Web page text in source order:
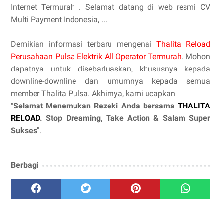
Internet Termurah . Selamat datang di web resmi CV
Multi Payment Indonesia, ...
Demikian informasi terbaru mengenai Thalita Reload
Perusahaan Pulsa Elektrik All Operator Termurah. Mohon
dapatnya untuk disebarluaskan, khususnya kepada
downline-downline dan umumnya kepada semua
member Thalita Pulsa. Akhirnya, kami ucapkan
"Selamat Menemukan Rezeki Anda bersama THALITA
RELOAD. Stop Dreaming, Take Action & Salam Super
Sukses".
Berbagi